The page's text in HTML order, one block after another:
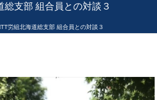
総支部 組合員との対談３
労組北海道総支部 組合員との対談３